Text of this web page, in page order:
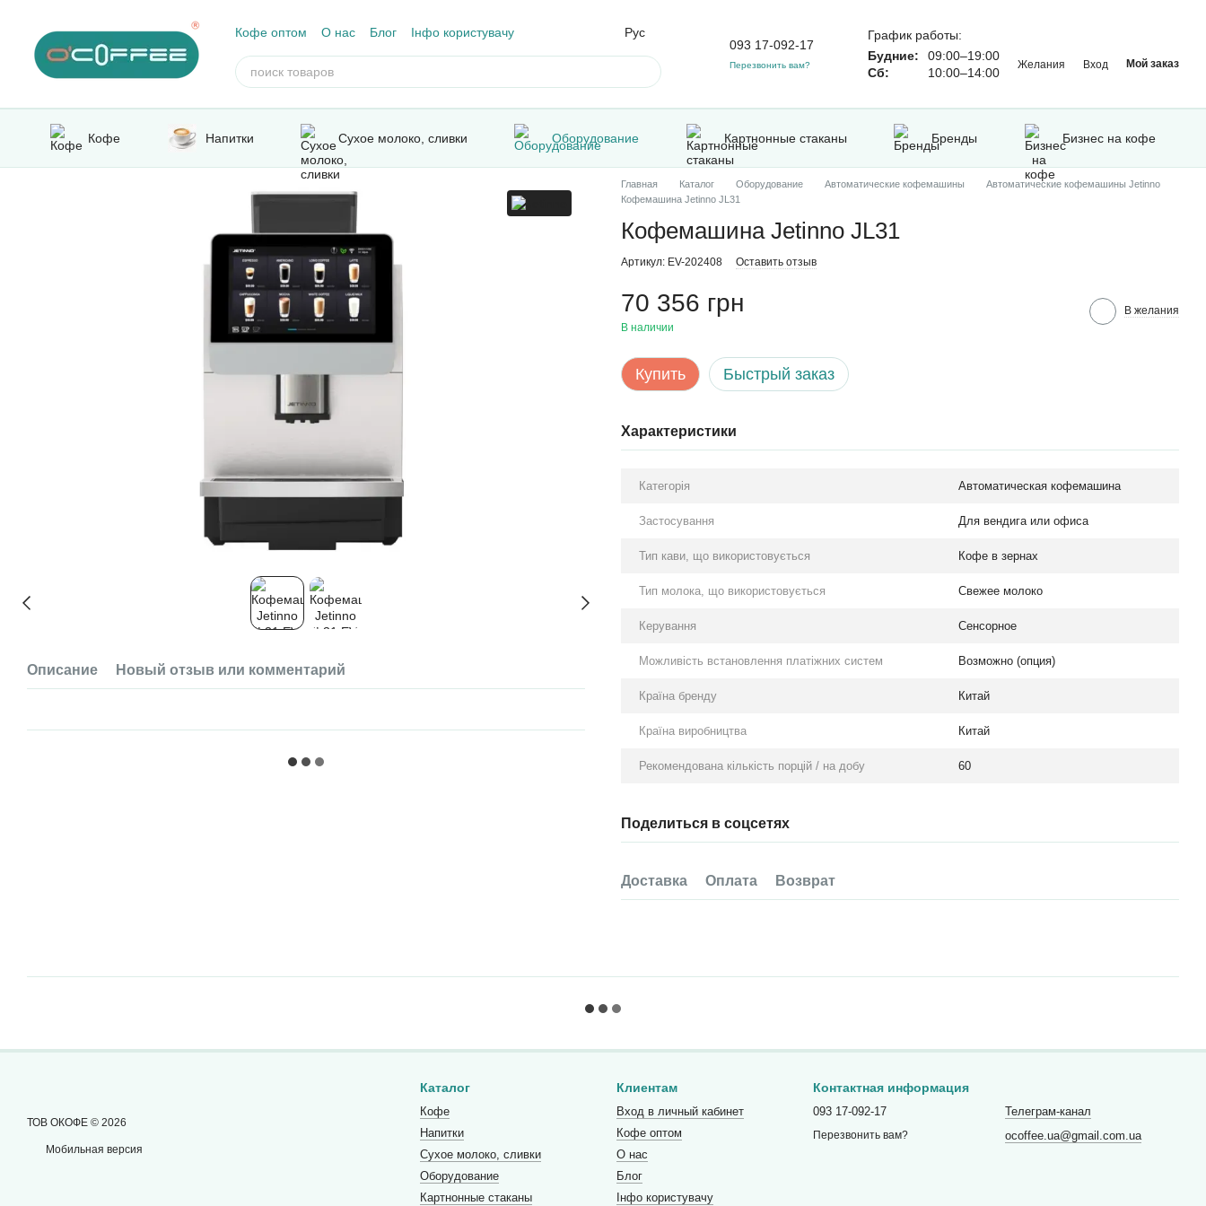
Кофе оптом
О нас Блог
Інфо користувачу
Рус
093 17-092-17
Перезвонить вам?
График работы:
Будние:
09:00–19:00
Сб:
10:00–14:00
Желания Вход Мой заказ
Кофе Напитки Сухое молоко, сливки Оборудование Картнонные стаканы Бренды Бизнес на кофе
Описание Новый отзыв или комментарий
Главная Каталог Оборудование Автоматические кофемашины
Автоматические кофемашины Jetinno
Кофемашина Jetinno JL31
Кофемашина Jetinno JL31
Артикул: EV-202408 Оставить отзыв
70 356 грн
В наличии
В желания
Купить Быстрый заказ
Характеристики
Категорія Автоматическая кофемашина
Застосування Для вендига или офиса
Тип кави, що використовується Кофе в зернах
Тип молока, що використовується Свежее молоко
Керування Сенсорное
Можливість встановлення платіжних систем Возможно (опция)
Країна бренду Китай
Країна виробництва Китай
Рекомендована кількість порцій / на добу 60
Поделиться в соцсетях
Доставка Оплата Возврат
ТОВ ОКОФЕ © 2026
Мобильная версия
Каталог
Кофе
Напитки
Сухое молоко, сливки
Оборудование
Картнонные стаканы
Клиентам
Вход в личный кабинет
Кофе оптом
О нас
Блог
Інфо користувачу
Контактная информация
093 17-092-17
Перезвонить вам?
Телеграм-канал
ocoffee.ua@gmail.com.ua